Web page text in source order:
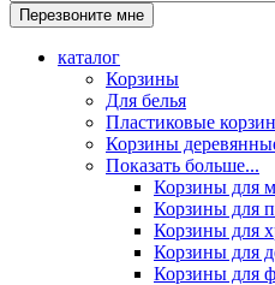
каталог
Корзины
Для белья
Пластиковые
Корзины
Показать больше...
Корзины для
Корзины для
Корзины для
Корзины для
Корзины для